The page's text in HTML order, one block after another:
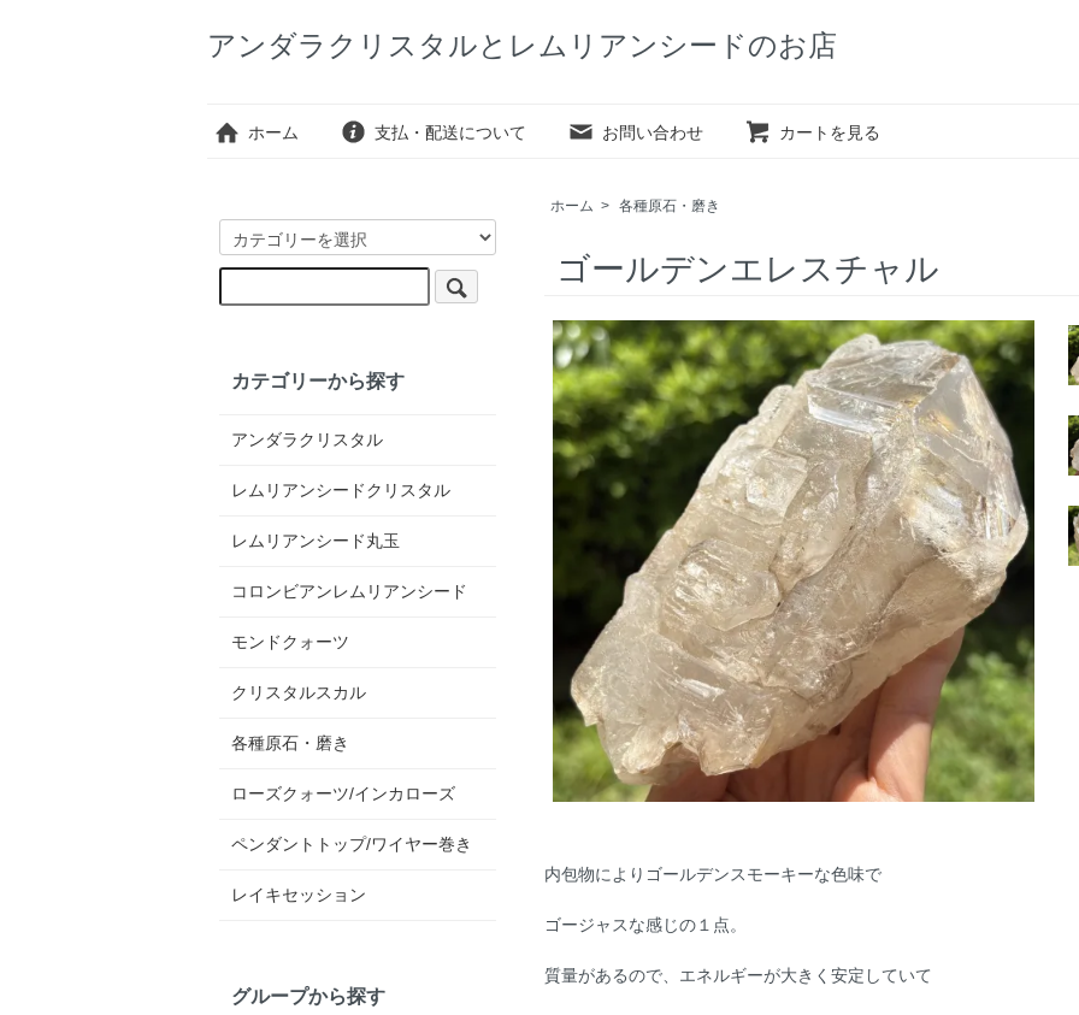
アンダラクリスタルとレムリアンシードのお店
ホーム 支払・配送について お問い合わせ カートを見る
ホーム > 各種原石・磨き
ゴールデンエレスチャル
内包物によりゴールデンスモーキーな色味で
ゴージャスな感じの１点。
質量があるので、エネルギーが大きく安定していて
カテゴリーから探す
アンダラクリスタル
レムリアンシードクリスタル
レムリアンシード丸玉
コロンビアンレムリアンシード
モンドクォーツ
クリスタルスカル
各種原石・磨き
ローズクォーツ/インカローズ
ペンダントトップ/ワイヤー巻き
レイキセッション
グループから探す